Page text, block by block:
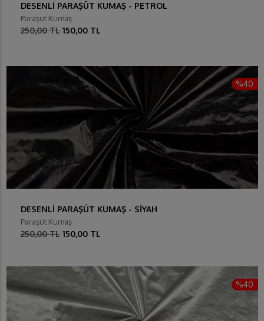
DESENLİ PARAŞÜT KUMAŞ - PETROL
Paraşüt Kumaş
250,00 TL 150,00 TL
%40
DESENLİ PARAŞÜT KUMAŞ - SİYAH
Paraşüt Kumaş
250,00 TL 150,00 TL
%40